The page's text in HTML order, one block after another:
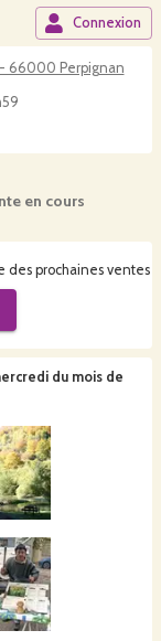
Connexion
- 66000 Perpignan
en cours
des prochaines ventes
du mois de